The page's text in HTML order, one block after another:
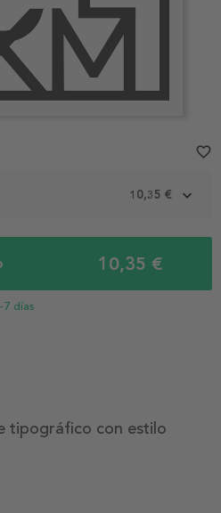
10,35 €
10,35 €
7 días
favorite_border
tipográfico con estilo